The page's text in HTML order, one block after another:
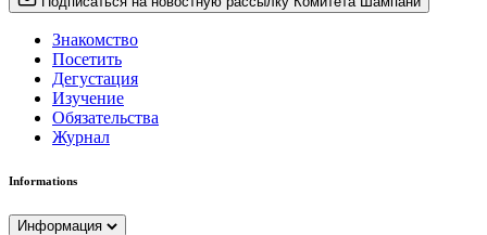
Знакомство
Посетить
Дегустация
Изучение
Обязательства
Журнал
Informations
Информация